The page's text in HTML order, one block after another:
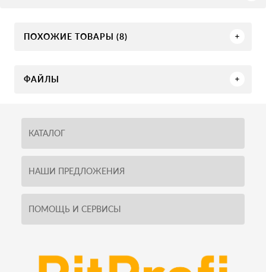
ПОХОЖИЕ ТОВАРЫ (8)
ФАЙЛЫ
КАТАЛОГ
НАШИ ПРЕДЛОЖЕНИЯ
ПОМОЩЬ И СЕРВИСЫ